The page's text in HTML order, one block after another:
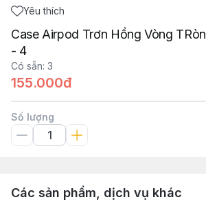
Yêu thích
Case Airpod Trơn Hồng Vòng
- 4
Có sẵn: 3
155.000đ
Số lượng
Các sản phẩm, dịch vụ khác